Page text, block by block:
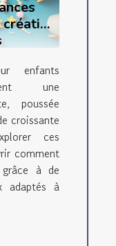
enfants
une
poussée
croissante
ces
comment
grâce à de
adaptés à